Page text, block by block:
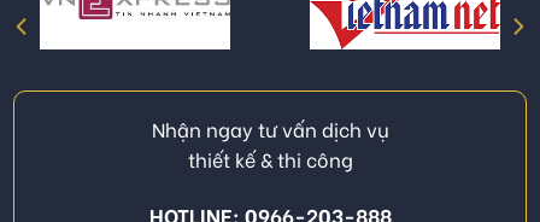
Nhận ngay tư vấn dịch vụ
thiết kế & thi công
HOTLINE: 0966-203-888